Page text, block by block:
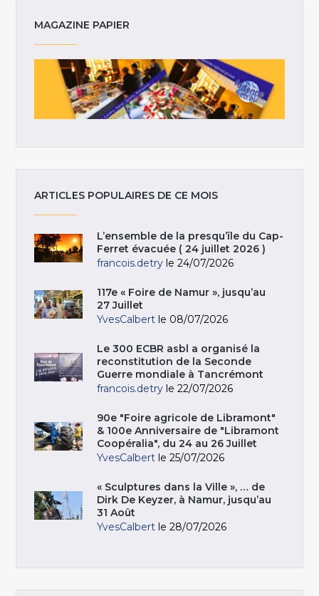
MAGAZINE PAPIER
ARTICLES POPULAIRES DE CE MOIS
L’ensemble de la presqu’île du Cap-
Ferret évacuée ( 24 juillet 2026 )
francois.detry le 24/07/2026
117e « Foire de Namur », jusqu’au
27 Juillet
YvesCalbert le 08/07/2026
Le 300 ECBR asbl a organisé la
reconstitution de la Seconde
Guerre mondiale à Tancrémont
francois.detry le 22/07/2026
90e "Foire agricole de Libramont"
& 100e Anniversaire de "Libramont
Coopéralia", du 24 au 26 Juillet
YvesCalbert le 25/07/2026
« Sculptures dans la Ville », … de
Dirk De Keyzer, à Namur, jusqu’au
31 Août
YvesCalbert le 28/07/2026